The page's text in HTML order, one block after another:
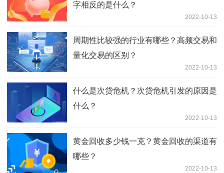
字相反的是什么？
2022-10-13
周期性比较强的行业有哪些？高频交易和
量化交易的区别？
2022-10-13
什么是次贷危机？次贷危机引发的原因是
什么？
2022-10-13
黄金回收多少钱一克？黄金回收的渠道有
哪些？
2022-10-13